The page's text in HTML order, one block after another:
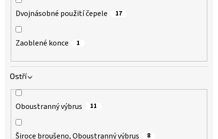
Dvojnásobné použití čepele 17
Zaoblené konce 1
Ostří
Oboustranný výbrus 11
Široce broušeno, Oboustranný výbrus 8